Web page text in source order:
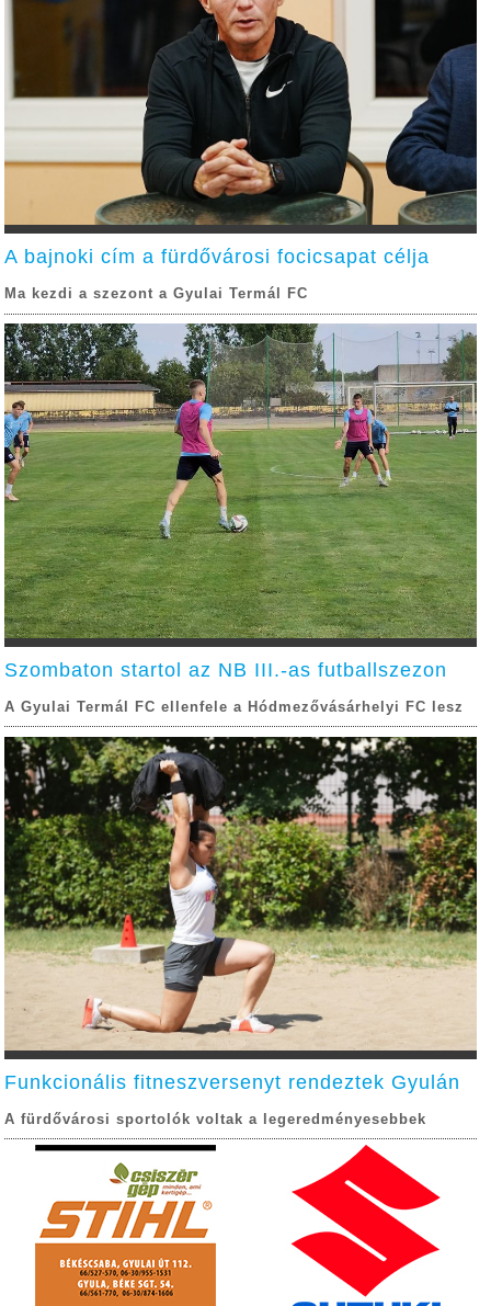
A bajnoki cím a fürdővárosi focicsapat célja
Ma kezdi a szezont a Gyulai Termál FC
Szombaton startol az NB III.-as futballszezon
A Gyulai Termál FC ellenfele a Hódmezővásárhelyi FC lesz
Funkcionális fitneszversenyt rendeztek Gyulán
A fürdővárosi sportolók voltak a legeredményesebbek